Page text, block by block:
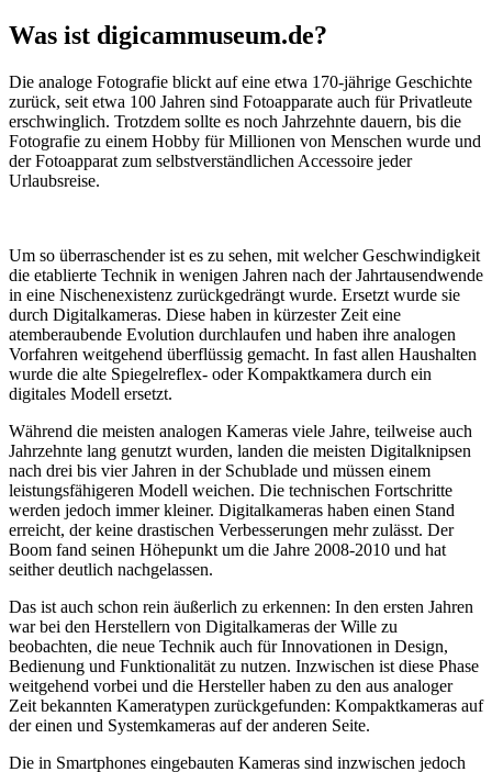
Was ist digicammuseum.de?
Die analoge Fotografie blickt auf eine etwa 170-jährige Geschichte
zurück, seit etwa 100 Jahren sind Fotoapparate auch für Privatleute
erschwinglich. Trotzdem sollte es noch Jahrzehnte dauern, bis die
Fotografie zu einem Hobby für Millionen von Menschen wurde und
der Fotoapparat zum selbstverständlichen Accessoire jeder
Urlaubsreise.
Um so überraschender ist es zu sehen, mit welcher Geschwindigkeit
die etablierte Technik in wenigen Jahren nach der Jahrtausendwende
in eine Nischenexistenz zurückgedrängt wurde. Ersetzt wurde sie
durch Digitalkameras. Diese haben in kürzester Zeit eine
atemberaubende Evolution durchlaufen und haben ihre analogen
Vorfahren weitgehend überflüssig gemacht. In fast allen Haushalten
wurde die alte Spiegelreflex- oder Kompaktkamera durch ein
digitales Modell ersetzt.
Während die meisten analogen Kameras viele Jahre, teilweise auch
Jahrzehnte lang genutzt wurden, landen die meisten Digitalknipsen
nach drei bis vier Jahren in der Schublade und müssen einem
leistungsfähigeren Modell weichen. Die technischen Fortschritte
werden jedoch immer kleiner. Digitalkameras haben einen Stand
erreicht, der keine drastischen Verbesserungen mehr zulässt. Der
Boom fand seinen Höhepunkt um die Jahre 2008-2010 und hat
seither deutlich nachgelassen.
Das ist auch schon rein äußerlich zu erkennen: In den ersten Jahren
war bei den Herstellern von Digitalkameras der Wille zu
beobachten, die neue Technik auch für Innovationen in Design,
Bedienung und Funktionalität zu nutzen. Inzwischen ist diese Phase
weitgehend vorbei und die Hersteller haben zu den aus analoger
Zeit bekannten Kameratypen zurückgefunden: Kompaktkameras auf
der einen und Systemkameras auf der anderen Seite.
Die in Smartphones eingebauten Kameras sind inzwischen jedoch